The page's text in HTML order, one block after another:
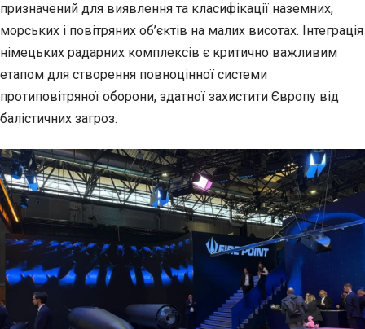
призначений для виявлення та класифікації наземних,
морських і повітряних об’єктів на малих висотах. Інтеграція
німецьких радарних комплексів є критично важливим
етапом для створення повноцінної системи
протиповітряної оборони, здатної захистити Європу від
балістичних загроз.